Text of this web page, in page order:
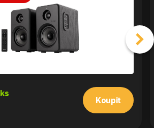
Koupit